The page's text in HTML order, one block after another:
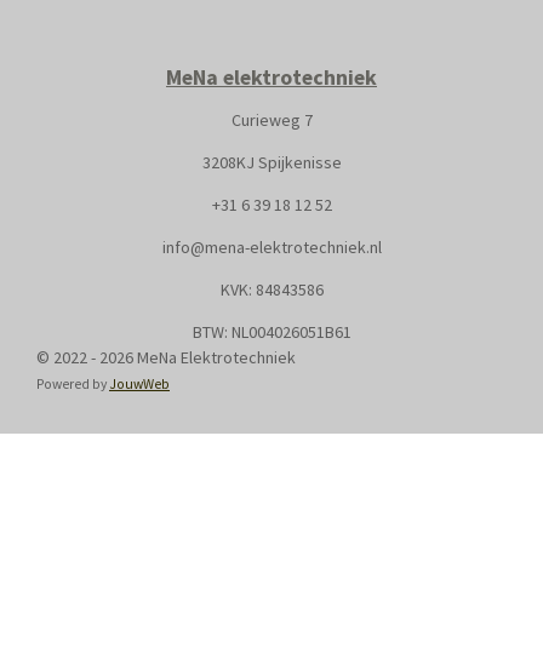
MeNa elektrotechniek
Curieweg 7
3208KJ Spijkenisse
+31 6 39 18 12 52
info@mena-elektrotechniek.nl
KVK: 84843586
BTW: NL004026051B61
© 2022 - 2026 MeNa Elektrotechniek
Powered by JouwWeb